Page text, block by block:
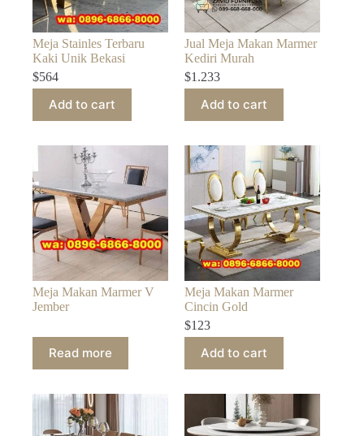
Meja Stainles Terbaru
Kaki Unik Bekasi
$564
Add to cart
Jual Meja Makan Marmer
Kediri Murah
$1.233
Add to cart
Meja Makan Marmer V
Jember
Read more
Meja Makan Marmer
Cincin Gold
$123
Add to cart